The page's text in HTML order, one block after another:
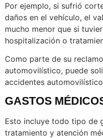
Por ejemplo, si sufrió
daños en el vehículo, el
mucho menor que si
hospitalización o
Como parte de su
automovilístico, puede
accidentes
GASTOS
Esto incluye todo tipo de
tratamiento y atención